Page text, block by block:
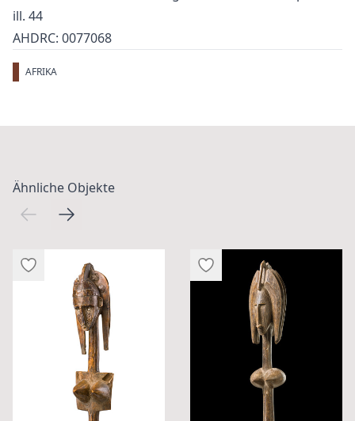
ill. 44
AHDRC: 0077068
AFRIKA
Ähnliche Objekte